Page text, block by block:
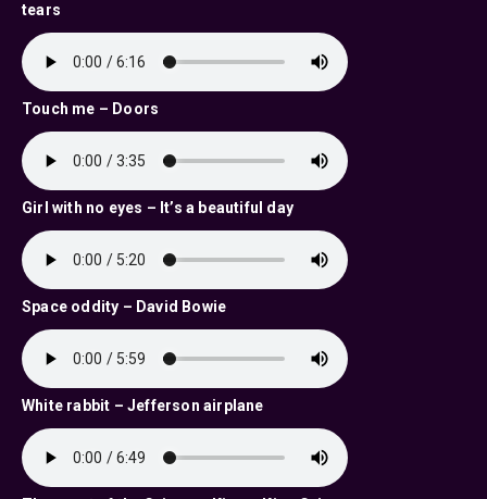
tears
Touch me – Doors
Girl with no eyes – It’s a beautiful day
Space oddity – David Bowie
White rabbit – Jefferson airplane